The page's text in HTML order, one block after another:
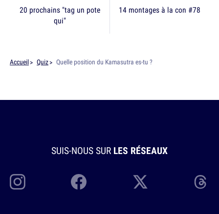
20 prochains "tag un pote
qui"
14 montages à la con #78
Accueil Quiz Quelle position du Kamasutra es-tu ?
SUIS-NOUS SUR LES RÉSEAUX